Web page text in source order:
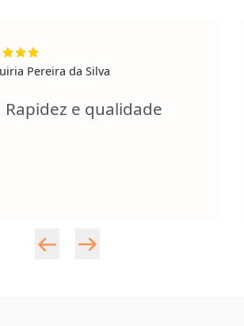
Pereira da Silva
Rapidez e qualidade